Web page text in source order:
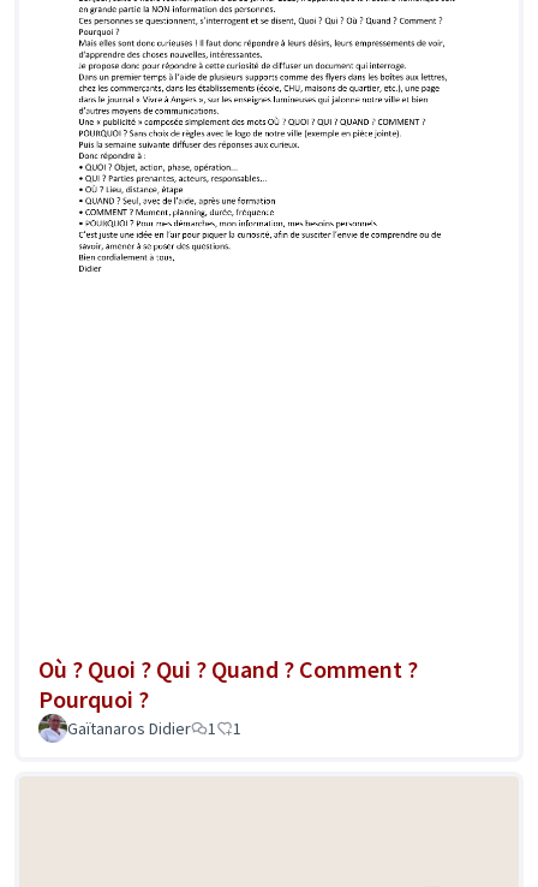
Où ? Quoi ? Qui ? Quand ? Comment ?
Pourquoi ?
Gaïtanaros Didier 1 1